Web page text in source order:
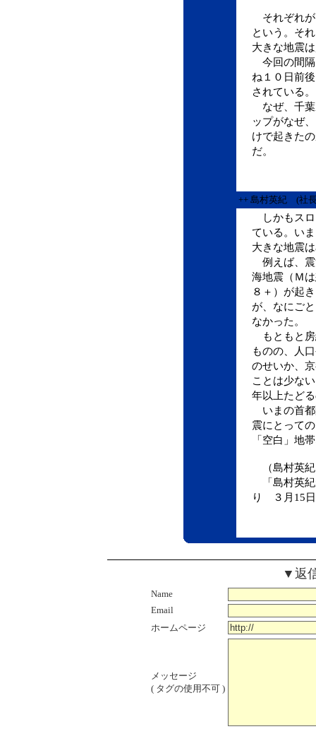
それぞれが
という。そ
大きな地震
今回の間隔
ね１０日前
されている。
なぜ、千葉
ップがなぜ
けで起きた
だ。
++ 島村英紀 (社
しかもスロ
ている。い
大きな地震
例えば、震
海地震（Ｍ
８＋）が起
が、なにご
なかった。
もともと房
ものの、人
のせいか、
ことは少な
年以上たど
いまの首都
震にとっての
「空白」地
（島村英
「島村英紀
り ３月15
▼返
Name
Email
ホームページ
メッセージ
( タグの使用不可 )